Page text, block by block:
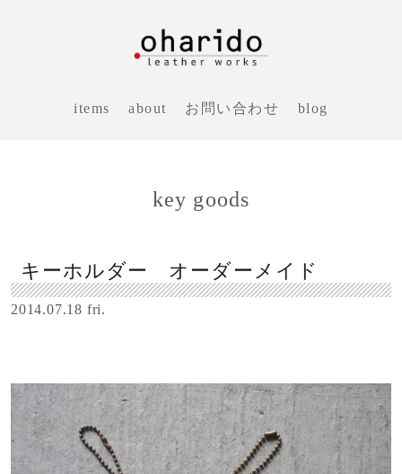
items about お問い合わせ blog
key goods
キーホルダー オーダーメイド
2014.07.18 fri.